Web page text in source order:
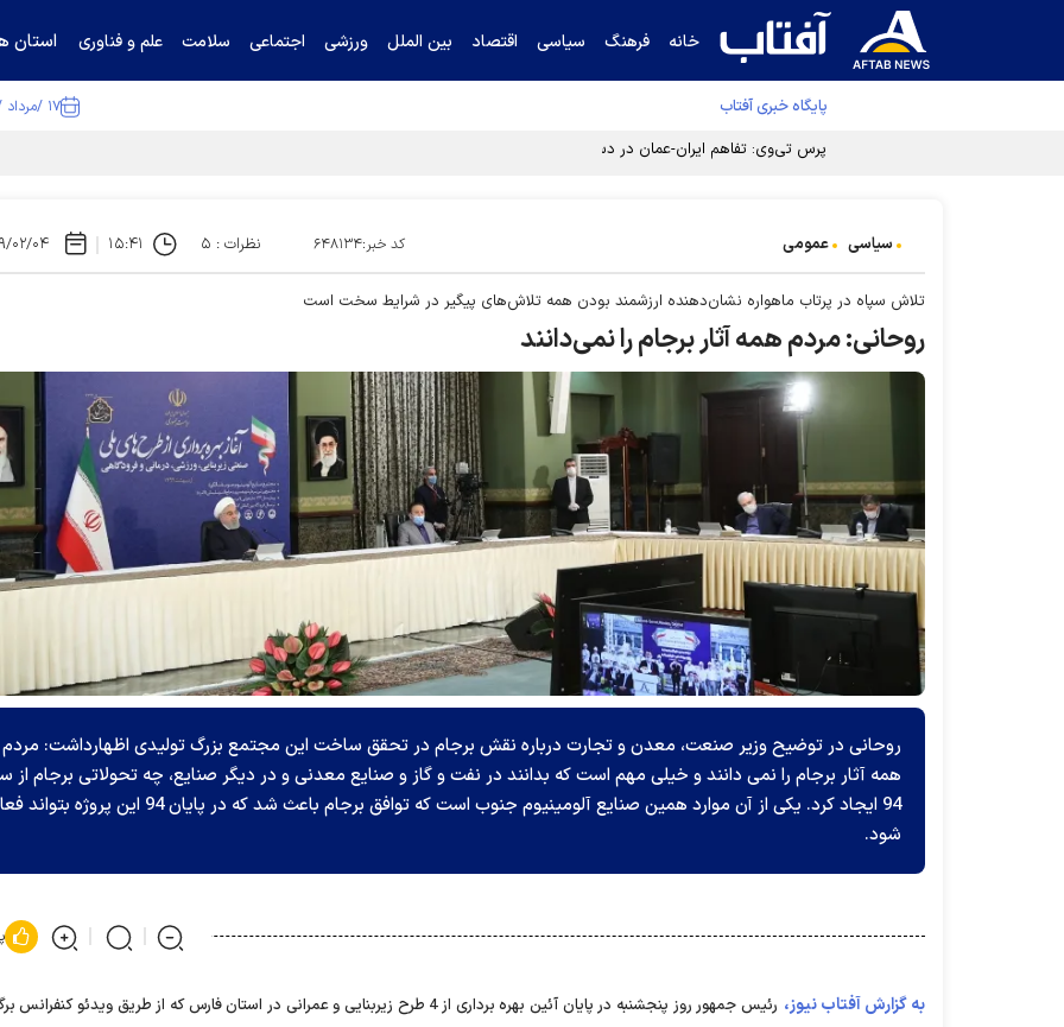
خانه فرهنگ سیاسی اقتصاد بین الملل ورزشی اجتماعی سلامت علم و فناوری استان
پایگاه خبری آفتاب ۱۷ /مرداد /۱۴۰۵
پرس تی‌وی: تفاهم ایران-عمان در دسترس است
سیاسی عمومی کد خبر:۶۴۸۱۳۴ نظرات : ۵ ۱۵:۴۱ ۱۳۹۹/
تلاش سپاه در پرتاب ماهواره نشان‌دهنده ارزشمند بودن همه تلاش‌های پیگیر در شرایط سخت است
روحانی: مردم همه آثار برجام را نمی‌دانند
روحانی در توضیح وزیر صنعت، معدن و تجارت درباره نقش برجام در تحقق ساخت این مجتمع بزرگ تولیدی اظهارداشت: مردم
همه آثار برجام را نمی دانند و خیلی مهم است که بدانند در نفت و گاز و صنایع معدنی و در دیگر صنایع، چه تحولاتی برجام از
94 ایجاد کرد. یکی از آن موارد همین صنایع آلومینیوم جنوب است که توافق برجام باعث شد که در پایان 94 این
شود.
به گزارش آفتاب نیوز،
رئیس جمهور روز پنجشنبه در پایان آئین بهره برداری از 4 طرح زیربنایی و عمرانی در استان فارس که از طریق ویدئو